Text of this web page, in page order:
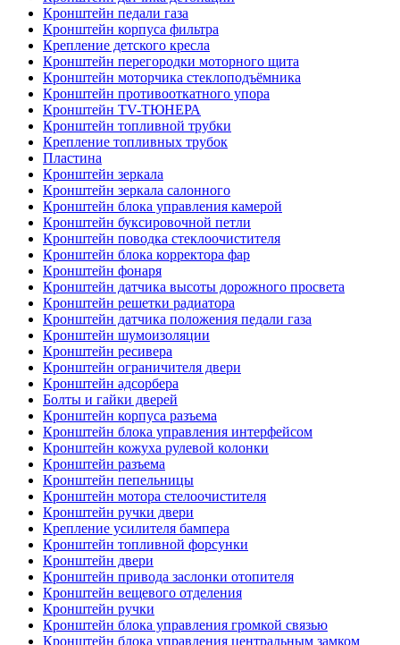
Кронштейн педали газа
Кронштейн корпуса фильтра
Крепление детского кресла
Кронштейн перегородки моторного щита
Кронштейн моторчика стеклоподъёмника
Кронштейн противооткатного упора
Кронштейн TV-ТЮНЕРА
Кронштейн топливной трубки
Крепление топливных трубок
Пластина
Кронштейн зеркала
Кронштейн зеркала салонного
Кронштейн блока управления камерой
Кронштейн буксировочной петли
Кронштейн поводка стеклоочистителя
Кронштейн блока корректора фар
Кронштейн фонаря
Кронштейн датчика высоты дорожного просвета
Кронштейн решетки радиатора
Кронштейн датчика положения педали газа
Кронштейн шумоизоляции
Кронштейн ресивера
Кронштейн ограничителя двери
Кронштейн адсорбера
Болты и гайки дверей
Кронштейн корпуса разъема
Кронштейн блока управления интерфейсом
Кронштейн кожуха рулевой колонки
Кронштейн разъема
Кронштейн пепельницы
Кронштейн мотора стелоочистителя
Кронштейн ручки двери
Крепление усилителя бампера
Кронштейн топливной форсунки
Кронштейн двери
Кронштейн привода заслонки отопителя
Кронштейн вещевого отделения
Кронштейн ручки
Кронштейн блока управления громкой связью
Кронштейн блока управления центральным замком